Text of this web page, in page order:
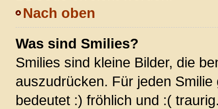
Nach oben
Was sind Smilies?
Smilies sind kleine Bilder, die
auszudrücken. Für jeden
bedeutet :) fröhlich und :(